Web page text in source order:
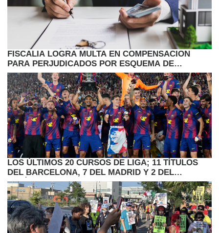
FISCALIA LOGRA MULTA EN COMPENSACION
PARA PERJUDICADOS POR ESQUEMA DE
PRESTAMOS HIPOTECARIOS
LOS ÚLTIMOS 20 CURSOS DE LIGA; 11 TÍTULOS
DEL BARCELONA, 7 DEL MADRID Y 2 DEL
ATLÉTICO